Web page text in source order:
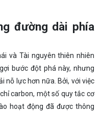
đường dài phía
và Tài nguyên thiên nhiên
bước đột phá này, nhưng
nỗ lực hơn nữa. Bởi, với việc
carbon, một số quy tắc cơ
hoạt động đã được thông